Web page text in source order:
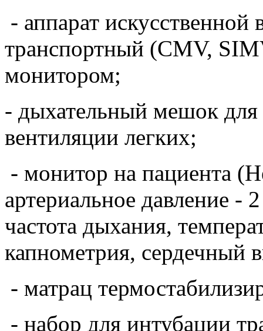
- аппарат искусственной
транспортный (CMV,
монитором;
- дыхательный мешок для
вентиляции легких;
- монитор на пациента
артериальное давление -
частота дыхания,
капнометрия, сердечный
- матрац
- набор для интубации